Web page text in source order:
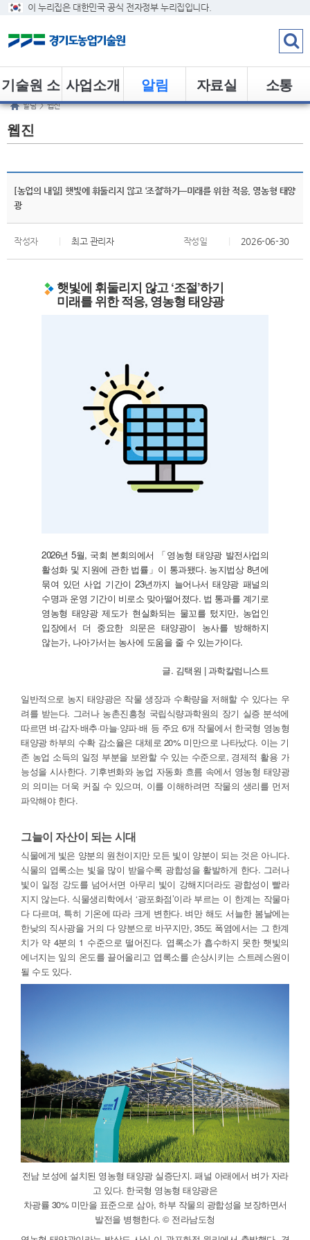
이 누리집은 대한민국 공식 전자정부 누리집입니다.
소통
자료실
알림
사업소개
기술원 소
개
알림 > 웹진
웹진
[농업의 내일] 햇빛에 휘둘리지 않고 ‘조절’하기―미래를 위한 적응, 영농형 태양
광
작성자 최고 관리자 작성일 2026-06-30
햇빛에 휘둘리지 않고 ‘조절’하기
미래를 위한 적응, 영농형 태양광
2026년 5월, 국회 본회의에서 「영농형 태양광 발전사업의
활성화 및 지원에 관한 법률」이 통과됐다. 농지법상 8년에
묶여 있던 사업 기간이 23년까지 늘어나서 태양광 패널의
수명과 운영 기간이 비로소 맞아떨어졌다. 법 통과를 계기로
영농형 태양광 제도가 현실화되는 물꼬를 텄지만, 농업인
입장에서 더 중요한 의문은 태양광이 농사를 방해하지
않는가, 나아가서는 농사에 도움을 줄 수 있는가이다.
글. 김택원 | 과학칼럼니스트
일반적으로 농지 태양광은 작물 생장과 수확량을 저해할 수 있다는 우
려를 받는다. 그러나 농촌진흥청 국립식량과학원의 장기 실증 분석에
따르면 벼·감자·배추·마늘·양파·배 등 주요 6개 작물에서 한국형 영농형
태양광 하부의 수확 감소율은 대체로 20% 미만으로 나타났다. 이는 기
존 농업 소득의 일정 부분을 보완할 수 있는 수준으로, 경제적 활용 가
능성을 시사한다. 기후변화와 농업 자동화 흐름 속에서 영농형 태양광
의 의미는 더욱 커질 수 있으며, 이를 이해하려면 작물의 생리를 먼저
파악해야 한다.
그늘이 자산이 되는 시대
식물에게 빛은 양분의 원천이지만 모든 빛이 양분이 되는 것은 아니다.
식물의 엽록소는 빛을 많이 받을수록 광합성을 활발하게 한다. 그러나
빛이 일정 강도를 넘어서면 아무리 빛이 강해지더라도 광합성이 빨라
지지 않는다. 식물생리학에서 ‘광포화점’이라 부르는 이 한계는 작물마
다 다르며, 특히 기온에 따라 크게 변한다. 벼만 해도 서늘한 봄날에는
한낮의 직사광을 거의 다 양분으로 바꾸지만, 35도 폭염에서는 그 한계
치가 약 4분의 1 수준으로 떨어진다. 엽록소가 흡수하지 못한 햇빛의
에너지는 잎의 온도를 끌어올리고 엽록소를 손상시키는 스트레스원이
될 수도 있다.
전남 보성에 설치된 영농형 태양광 실증단지. 패널 아래에서 벼가 자라
고 있다. 한국형 영농형 태양광은
차광률 30% 미만을 표준으로 삼아, 하부 작물의 광합성을 보장하면서
발전을 병행한다. © 전라남도청